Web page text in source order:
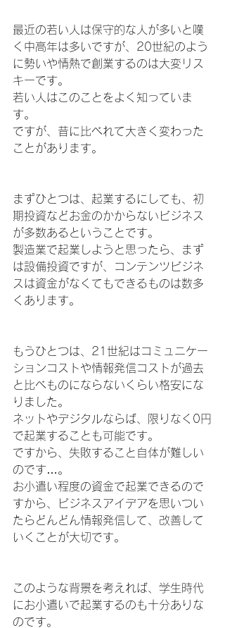
最近の若い人は保守的な人が多いと嘆
く中高年は多いですが、20世紀のよう
に勢いや情熱で創業するのは大変リス
キーです。
若い人はこのことをよく知っていま
す。
ですが、昔に比べれて大きく変わった
ことがあります。
まずひとつは、起業するにしても、初
期投資などお金のかからないビジネス
が多数あるということです。
製造業で起業しようと思ったら、まず
は設備投資ですが、コンテンツビジネ
スは資金がなくてもできるものは数多
くあります。
もうひとつは、21世紀はコミュニケー
ションコストや情報発信コストが過去
と比べものにならないくらい格安にな
りました。
ネットやデジタルならば、限りなく0円
で起業することも可能です。
ですから、失敗すること自体が難しい
のです…。
お小遣い程度の資金で起業できるので
すから、ビジネスアイデアを思いつい
たらどんどん情報発信して、改善して
いくことが大切です。
このような背景を考えれば、学生時代
にお小遣いで起業するのも十分ありな
のです。